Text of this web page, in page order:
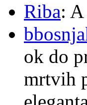
Riba:
ok do
mrtvih